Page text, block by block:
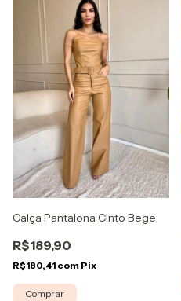
Calça Pantalona Cinto Bege
R$189,90
R$180,41 com Pix
Comprar